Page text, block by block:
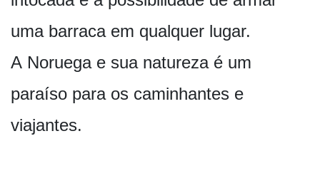
uma barraca em qualquer lugar.
A Noruega e sua natureza é um
paraíso para os caminhantes e
viajantes.